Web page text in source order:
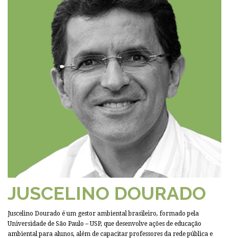
JUSCELINO DOURADO
Juscelino Dourado é um gestor ambiental brasileiro, formado pela
Universidade de São Paulo – USP, que desenvolve ações de educação
ambiental para alunos, além de capacitar professores da rede pública e